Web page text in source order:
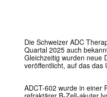
Die Schweizer ADC
Quartal 2025 auch
Gleichzeitig wurden neue
veröffentlicht, auf das das
ADCT-602 wurde in einer